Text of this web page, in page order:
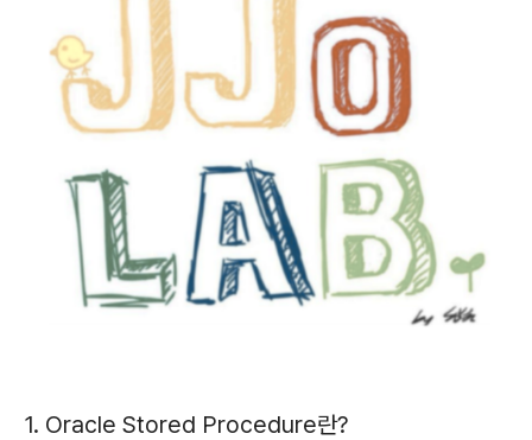
1. Oracle Stored Procedure란?